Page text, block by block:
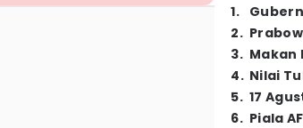
1.
2.
3. Makan
4. Nilai
5. 17
6. Piala